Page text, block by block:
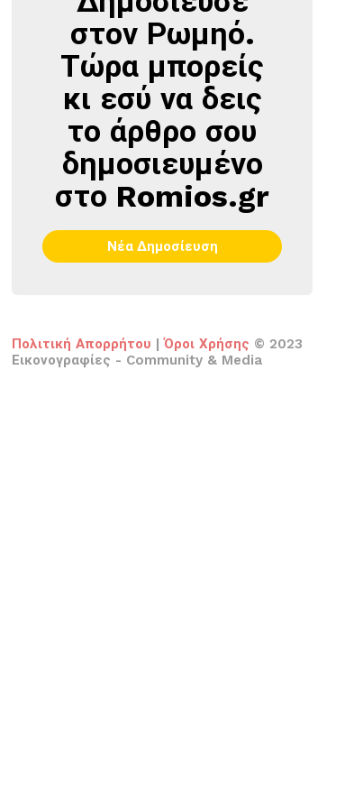
ΣΤΟΝ
ΡΩΜΗΌ
στον Ρωμηό.
Τώρα μπορείς
κι εσύ να δεις
το άρθρο σου
δημοσιευμένο
στο Romios.gr
Νέα Δημοσίευση
Πολιτική Απορρήτου | Όροι Χρήσης © 2023
Εικονογραφίες - Community & Media